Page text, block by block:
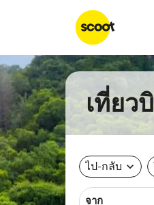
เที่ยว
ไป-กลับ expand_more
จาก